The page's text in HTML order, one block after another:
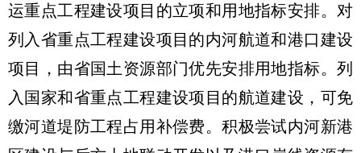
运重点工程建设项目的立项和用地指标安排。对
列入省重点工程建设项目的内河航道和港口建设
项目，由省国土资源部门优先安排用地指标。列
入国家和省重点工程建设项目的航道建设，可免
缴河道堤防工程占用补偿费。积极尝试内河新港